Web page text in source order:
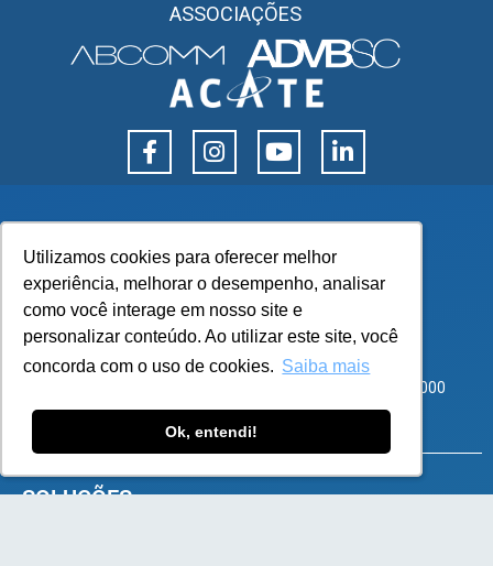
Utilizamos cookies para oferecer melhor
experiência, melhorar o desempenho, analisar
como você interage em nosso site e
personalizar conteúdo. Ao utilizar este site, você
concorda com o uso de cookies. Saiba mais
Ok, entendi!
Utilizamos cookies para oferecer melhor
experiência, melhorar o desempenho, analisar
como você interage em nosso site e
personalizar conteúdo. Ao utilizar este site, você
concorda com o uso de cookies. Saiba mais
Ok, entendi!
ASSOCIAÇÕES
Corporate Park – Rod SC 401, 8600 – Bloco 3 Sala 101
Santo Antônio de Lisboa, Florianópolis – SC – CEP 88050-000
atendimento@flexy.com.br
SOLUÇÕES